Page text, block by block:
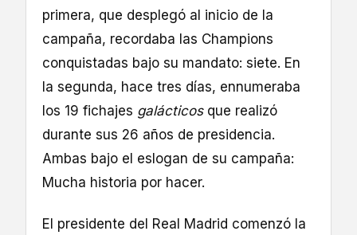
primera, que desplegó al inicio de la
campaña, recordaba las Champions
conquistadas bajo su mandato: siete. En
la segunda, hace tres días, ennumeraba
los 19 fichajes galácticos que realizó
durante sus 26 años de presidencia.
Ambas bajo el eslogan de su campaña:
Mucha historia por hacer.
El presidente del Real Madrid comenzó la